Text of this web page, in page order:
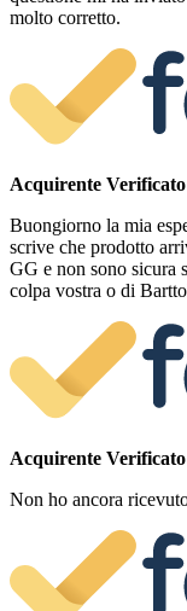
molto corretto.
Acquirente Verificato
Buongiorno la mia
scrive che prodotto
GG e non sono sicura
colpa vostra o di
Acquirente Verificato
Non ho ancora